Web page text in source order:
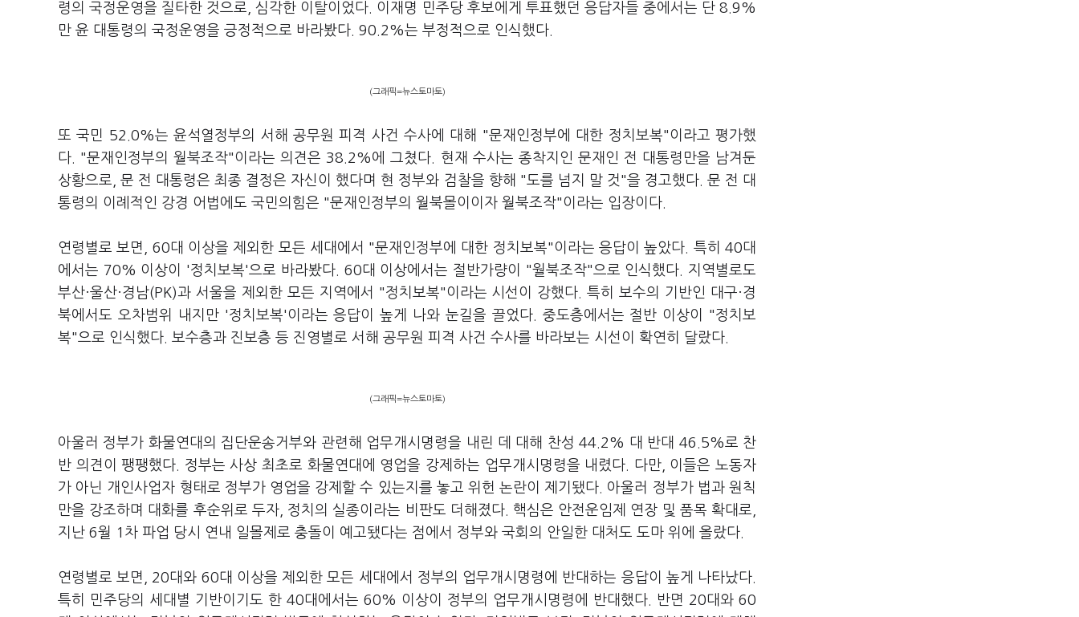
령의 국정운영을 질타한 것으로, 심각한 이탈이었다. 이재명 민주당 후보에게 투표했던 응답자들 중에서는 단 8.9%
만 윤 대통령의 국정운영을 긍정적으로 바라봤다. 90.2%는 부정적으로 인식했다.
(그래픽=뉴스토마토)
또 국민 52.0%는 윤석열정부의 서해 공무원 피격 사건 수사에 대해 "문재인정부에 대한 정치보복"이라고 평가했
다. "문재인정부의 월북조작"이라는 의견은 38.2%에 그쳤다. 현재 수사는 종착지인 문재인 전 대통령만을 남겨둔
상황으로, 문 전 대통령은 최종 결정은 자신이 했다며 현 정부와 검찰을 향해 "도를 넘지 말 것"을 경고했다. 문 전 대
통령의 이례적인 강경 어법에도 국민의힘은 "문재인정부의 월북몰이이자 월북조작"이라는 입장이다.
연령별로 보면, 60대 이상을 제외한 모든 세대에서 "문재인정부에 대한 정치보복"이라는 응답이 높았다. 특히 40대
에서는 70% 이상이 '정치보복'으로 바라봤다. 60대 이상에서는 절반가량이 "월북조작"으로 인식했다. 지역별로도
부산·울산·경남(PK)과 서울을 제외한 모든 지역에서 "정치보복"이라는 시선이 강했다. 특히 보수의 기반인 대구·경
북에서도 오차범위 내지만 '정치보복'이라는 응답이 높게 나와 눈길을 끌었다. 중도층에서는 절반 이상이 "정치보
복"으로 인식했다. 보수층과 진보층 등 진영별로 서해 공무원 피격 사건 수사를 바라보는 시선이 확연히 달랐다.
(그래픽=뉴스토마토)
아울러 정부가 화물연대의 집단운송거부와 관련해 업무개시명령을 내린 데 대해 찬성 44.2% 대 반대 46.5%로 찬
반 의견이 팽팽했다. 정부는 사상 최초로 화물연대에 영업을 강제하는 업무개시명령을 내렸다. 다만, 이들은 노동자
가 아닌 개인사업자 형태로 정부가 영업을 강제할 수 있는지를 놓고 위헌 논란이 제기됐다. 아울러 정부가 법과 원칙
만을 강조하며 대화를 후순위로 두자, 정치의 실종이라는 비판도 더해졌다. 핵심은 안전운임제 연장 및 품목 확대로,
지난 6월 1차 파업 당시 연내 일몰제로 충돌이 예고됐다는 점에서 정부와 국회의 안일한 대처도 도마 위에 올랐다.
연령별로 보면, 20대와 60대 이상을 제외한 모든 세대에서 정부의 업무개시명령에 반대하는 응답이 높게 나타났다.
특히 민주당의 세대별 기반이기도 한 40대에서는 60% 이상이 정부의 업무개시명령에 반대했다. 반면 20대와 60